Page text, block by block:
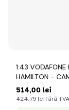
1:43
HAMILTON -
514,00 lei
424,79 lei fără TVA